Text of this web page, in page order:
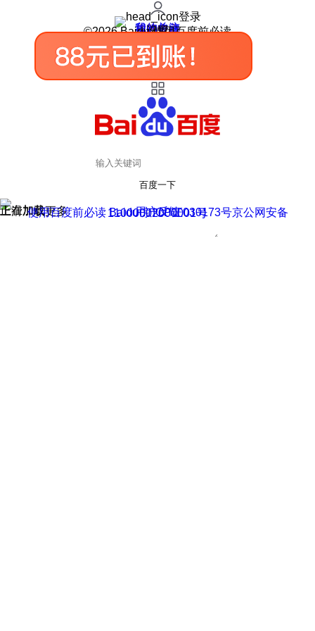
登录
我的关注
我的收藏
皮肤中心
用户反馈
设置
©2026 Baidu 使用百度前必读
百度一下
正在加载
上滑加载更多 用户反馈
使用百度前必读 Baidu 京ICP证030173号
京公网安备11000002000001号